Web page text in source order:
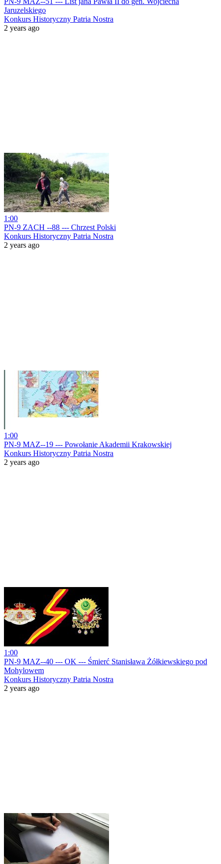
Jaruzelskiego
Konkurs Historyczny Patria Nostra
2 years ago
1:00
PN-9 ZACH --88 --- Chrzest Polski
Konkurs Historyczny Patria Nostra
2 years ago
1:00
PN-9 MAZ--19 --- Powołanie Akademii Krakowskiej
Konkurs Historyczny Patria Nostra
2 years ago
1:00
PN-9 MAZ--40 --- OK --- Śmierć Stanisława Żółkiewskiego pod
Mohylowem
Konkurs Historyczny Patria Nostra
2 years ago